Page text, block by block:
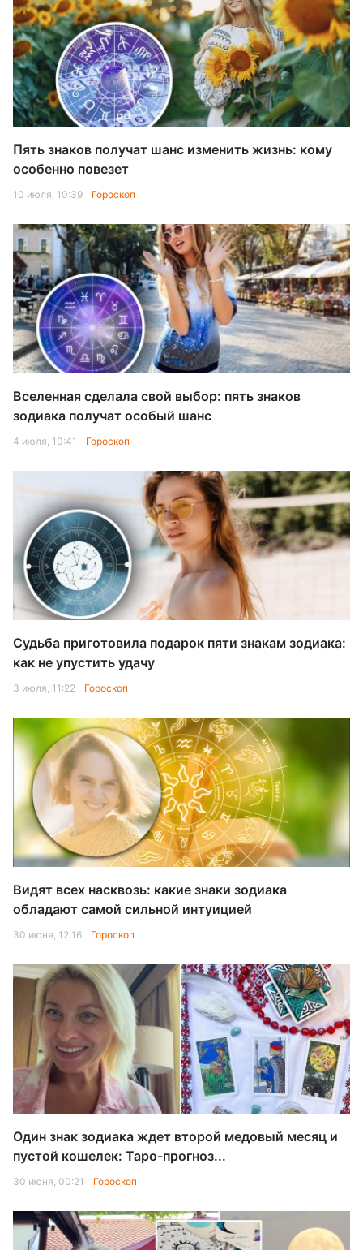
Пять знаков получат шанс изменить жизнь: кому
особенно повезет
10 июля, 10:39 Гороскоп
Вселенная сделала свой выбор: пять знаков
зодиака получат особый шанс
4 июля, 10:41 Гороскоп
Судьба приготовила подарок пяти знакам зодиака:
как не упустить удачу
3 июля, 11:22 Гороскоп
Видят всех насквозь: какие знаки зодиака
обладают самой сильной интуицией
30 июня, 12:16 Гороскоп
Один знак зодиака ждет второй медовый месяц и
пустой кошелек: Таро-прогноз...
30 июня, 00:21 Гороскоп